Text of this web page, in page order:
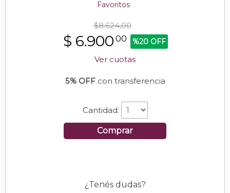
Favoritos
$8.624,00
$ 6.900 00 %20 OFF
Ver cuotas
5% OFFcon transferencia
Cantidad:
Comprar
¿Tenés dudas?